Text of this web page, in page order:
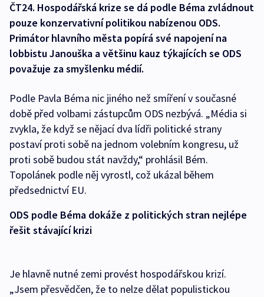
ČT24. Hospodářská krize se dá podle Béma zvládnout
pouze konzervativní politikou nabízenou ODS.
Primátor hlavního města popírá své napojení na
lobbistu Janouška a většinu kauz týkajících se ODS
považuje za smyšlenku médií.
Podle Pavla Béma nic jiného než smíření v současné
době před volbami zástupcům ODS nezbývá. „Média si
zvykla, že když se nějací dva lídři politické strany
postaví proti sobě na jednom volebním kongresu, už
proti sobě budou stát navždy,“ prohlásil Bém.
Topolánek podle něj vyrostl, což ukázal během
předsednictví EU.
ODS podle Béma dokáže z politických stran nejlépe
řešit stávající krizi
Je hlavně nutné zemi provést hospodářskou krizí.
„Jsem přesvědčen, že to nelze dělat populistickou